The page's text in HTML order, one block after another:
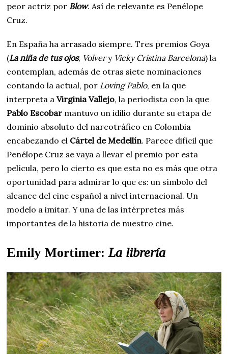
peor actriz por Blow. Así de relevante es Penélope
Cruz.
En España ha arrasado siempre. Tres premios Goya
(La niña de tus ojos, Volvery Vicky Cristina Barcelona) la
contemplan, además de otras siete nominaciones
contando la actual, por Loving Pablo, en la que
interpreta aVirginia Vallejo, la periodista con la que
Pablo Escobar mantuvo un idilio durante su etapa de
dominio absoluto del narcotráfico en Colombia
encabezando el Cártel de Medellín. Parece difícil que
Penélope Cruz se vaya a llevar el premio por esta
película, pero lo cierto es que esta no es más que otra
oportunidad para admirar lo que es: un símbolo del
alcance del cine español a nivel internacional. Un
modelo a imitar. Y una de las intérpretes más
importantes de la historia de nuestro cine.
Emily Mortimer:La librería